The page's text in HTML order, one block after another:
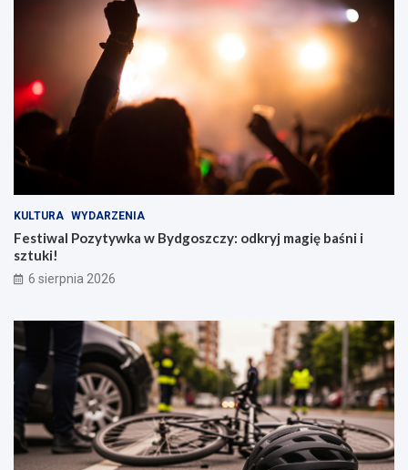
KULTURA WYDARZENIA
Festiwal Pozytywka w Bydgoszczy: odkryj magię baśni i
sztuki!
6 sierpnia 2026